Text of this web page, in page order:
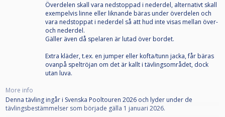
Överdelen skall vara nedstoppad i nederdel, alternativt skall
exempelvis linne eller liknande bäras under överdelen och
vara nedstoppat i nederdel så att hud inte visas mellan över-
och nederdel.
Gäller även då spelaren är lutad över bordet.
Extra kläder, t.ex. en jumper eller kofta/tunn jacka, får bäras
ovanpå speltröjan om det är kallt i tävlingsområdet, dock
utan luva.
More info
Denna tävling ingår i Svenska Pooltouren 2026 och lyder under de
tävlingsbestämmelser som började gälla 1 januari 2026.